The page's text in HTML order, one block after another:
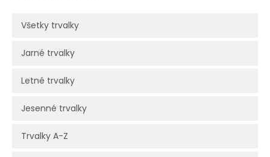
Všetky trvalky
Jarné trvalky
Letné trvalky
Jesenné trvalky
Trvalky A-Z